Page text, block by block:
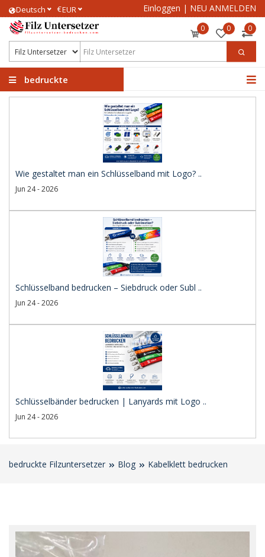
Deutsch €EUR Einloggen | NEU ANMELDEN
0 0 0
bedruckte
Wie gestaltet man ein Schlüsselband mit Logo? ..
Jun 24 - 2026
Schlüsselband bedrucken – Siebdruck oder Subl ..
Jun 24 - 2026
Schlüsselbänder bedrucken | Lanyards mit Logo ..
Jun 24 - 2026
bedruckte Filzuntersetzer Blog Kabelklett bedrucken